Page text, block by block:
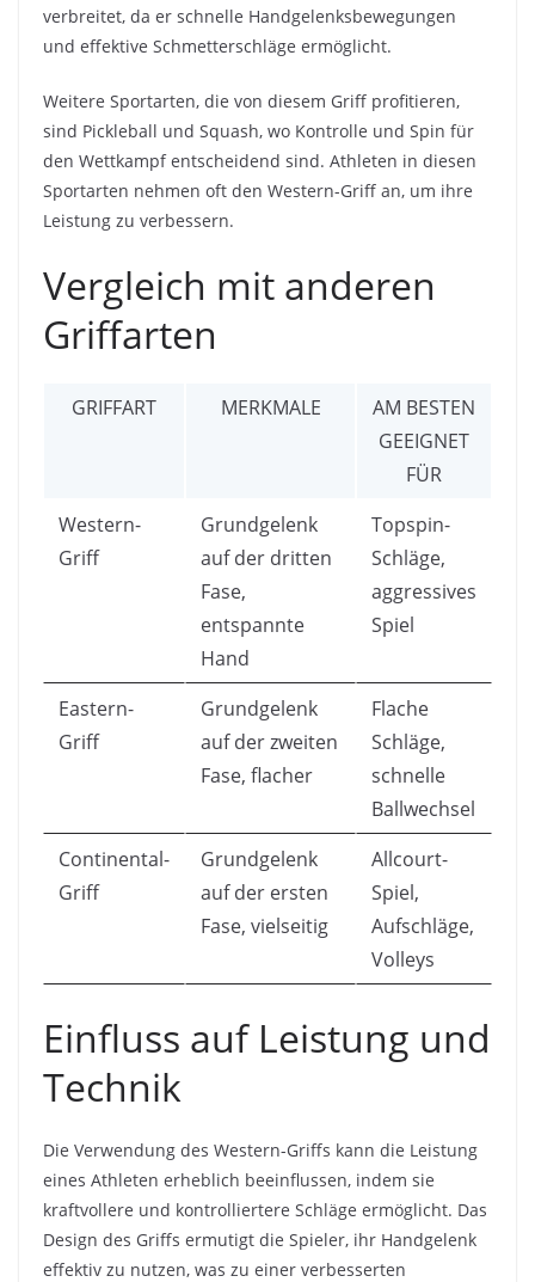
verbreitet, da er schnelle Handgelenksbewegungen
und effektive Schmetterschläge ermöglicht.
Weitere Sportarten, die von diesem Griff profitieren,
sind Pickleball und Squash, wo Kontrolle und Spin für
den Wettkampf entscheidend sind. Athleten in diesen
Sportarten nehmen oft den Western-Griff an, um ihre
Leistung zu verbessern.
Vergleich mit anderen
Griffarten
GRIFFART MERKMALE
AM BESTEN
GEEIGNET
FÜR
Western-
Griff
Grundgelenk
auf der dritten
Fase,
entspannte
Hand
Topspin-
Schläge,
aggressives
Spiel
Eastern-
Griff
Grundgelenk
auf der zweiten
Fase, flacher
Flache
Schläge,
schnelle
Ballwechsel
Continental-
Griff
Grundgelenk
auf der ersten
Fase, vielseitig
Allcourt-
Spiel,
Aufschläge,
Volleys
Einfluss auf Leistung und
Technik
Die Verwendung des Western-Griffs kann die Leistung
eines Athleten erheblich beeinflussen, indem sie
kraftvollere und kontrolliertere Schläge ermöglicht. Das
Design des Griffs ermutigt die Spieler, ihr Handgelenk
effektiv zu nutzen, was zu einer verbesserten